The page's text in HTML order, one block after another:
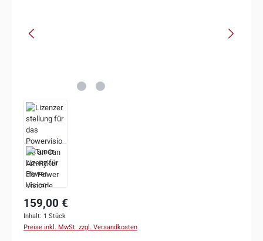
159,00 €
Inhalt: 1 Stück
Preise inkl. MwSt. zzgl. Versandkosten